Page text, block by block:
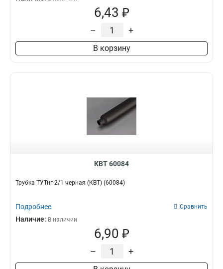
6,43 ₽
– +
В корзину
КВТ 60084
Трубка ТУТнг-2/1 черная (КВТ) (60084)
Подробнее Сравнить
Наличие: В наличии
6,90 ₽
– +